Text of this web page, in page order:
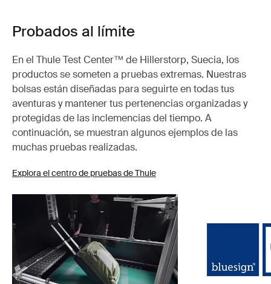
Probados al límite
En el Thule Test Center™ de Hillerstorp, Suecia, los
productos se someten a pruebas extremas. Nuestras
bolsas están diseñadas para seguirte en todas tus
aventuras y mantener tus pertenencias organizadas y
protegidas de las inclemencias del tiempo. A
continuación, se muestran algunos ejemplos de las
muchas pruebas realizadas.
Explora el centro de pruebas de Thule